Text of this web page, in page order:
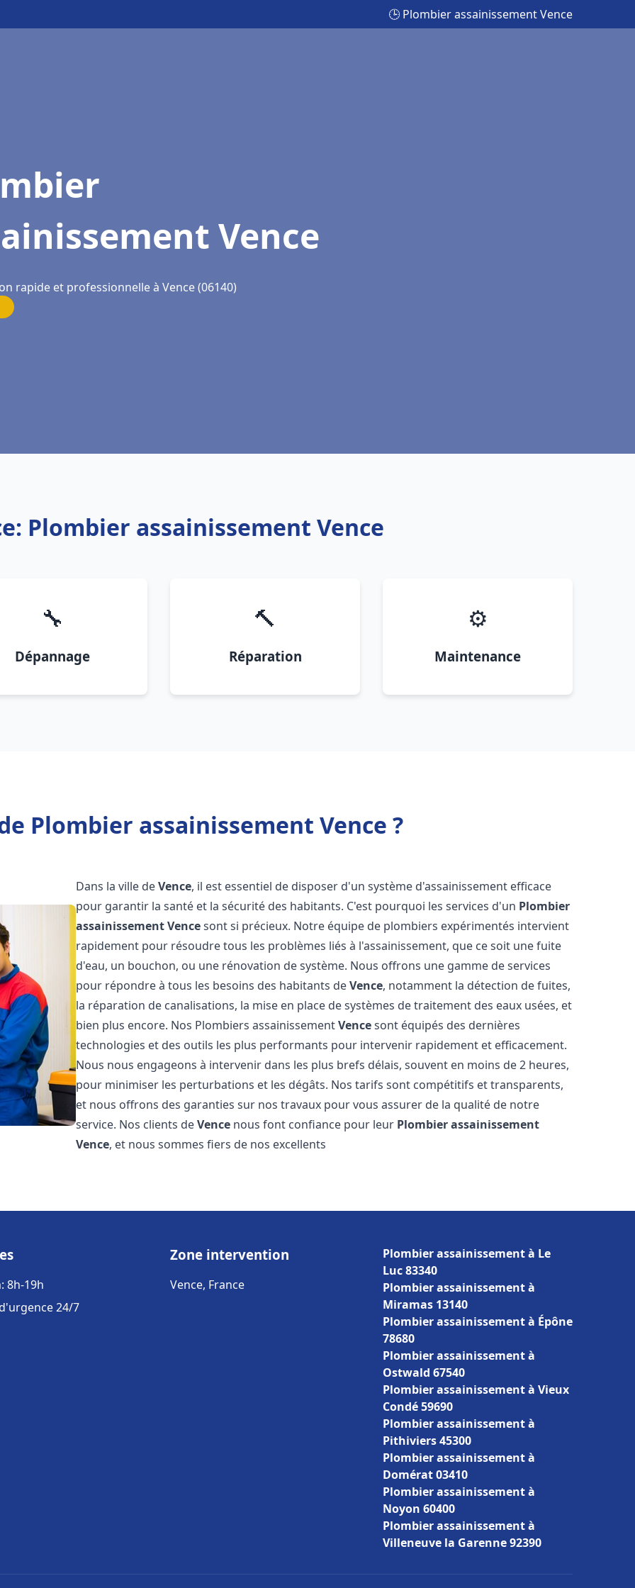
🕒 Plombier assainissement Vence
Vence
rapide et professionnelle à Vence (06140)
Plombier assainissement Vence
🔧
Dépannage
🔨
Réparation
⚙️
Maintenance
Plombier assainissement Vence ?
Dans la ville deVence, il est essentiel de disposer d'un système d'assainissement efficace
pour garantir la santé et la sécurité des habitants. C'est pourquoi les services d'un Plombier
assainissementVencesont si précieux. Notre équipe de plombiers expérimentés intervient
rapidement pour résoudre tous les problèmes liés à l'assainissement, que ce soit une fuite
d'eau, un bouchon, ou une rénovation de système. Nous offrons une gamme de services
pour répondre à tous les besoins des habitants deVence, notamment la détection de fuites,
la réparation de canalisations, la mise en place de systèmes de traitement des eaux usées, et
bien plus encore. Nos Plombiers assainissementVencesont équipés des dernières
technologies et des outils les plus performants pour intervenir rapidement et efficacement.
Nous nous engageons à intervenir dans les plus brefs délais, souvent en moins de 2 heures,
pour minimiser les perturbations et les dégâts. Nos tarifs sont compétitifs et transparents,
et nous offrons des garanties sur nos travaux pour vous assurer de la qualité de notre
service. Nos clients deVence nous font confiance pour leur Plombier assainissement
Vence, et nous sommes fiers de nos excellents
8h-19h
24/7
Zone intervention
Vence, France
Plombier assainissement à Le
Luc 83340
Plombier assainissement à
Miramas 13140
Plombier assainissement à Épône
78680
Plombier assainissement à
Ostwald 67540
Plombier assainissement à Vieux
Condé 59690
Plombier assainissement à
Pithiviers 45300
Plombier assainissement à
Domérat 03410
Plombier assainissement à
Noyon 60400
Plombier assainissement à
Villeneuve la Garenne 92390